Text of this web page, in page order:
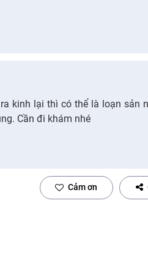
kinh lại thì có thể là loạn sản
Cần đi khám nhé
Cảm ơn